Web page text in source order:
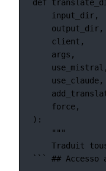
def
input_dir,
output_dir,
client,
args,
use_mistral,
use_claude,
force,
):
"""
Traduit
``` ## Accesso